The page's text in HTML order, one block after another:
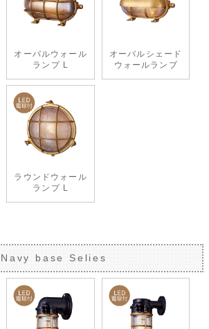
オーバルウォール
ランプ L
オーバルシェード
ウォールランプ
ラウンドウォール
ランプ L
Navy base Selies